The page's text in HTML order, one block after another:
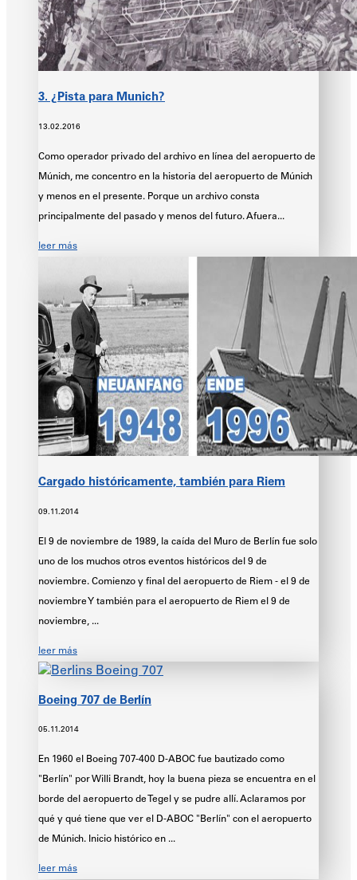
3. ¿Pista para Munich?
13.02.2016
Como operador privado del archivo en línea del aeropuerto de
Múnich, me concentro en la historia del aeropuerto de Múnich
y menos en el presente. Porque un archivo consta
principalmente del pasado y menos del futuro. Afuera...
leer más
Cargado históricamente, también para Riem
09.11.2014
El 9 de noviembre de 1989, la caída del Muro de Berlín fue solo
uno de los muchos otros eventos históricos del 9 de
noviembre. Comienzo y final del aeropuerto de Riem - el 9 de
noviembre Y también para el aeropuerto de Riem el 9 de
noviembre, ...
leer más
Boeing 707 de Berlín
05.11.2014
En 1960 el Boeing 707-400 D-ABOC fue bautizado como
"Berlín" por Willi Brandt, hoy la buena pieza se encuentra en el
borde del aeropuerto de Tegel y se pudre allí. Aclaramos por
qué y qué tiene que ver el D-ABOC "Berlín" con el aeropuerto
de Múnich. Inicio histórico en ...
leer más